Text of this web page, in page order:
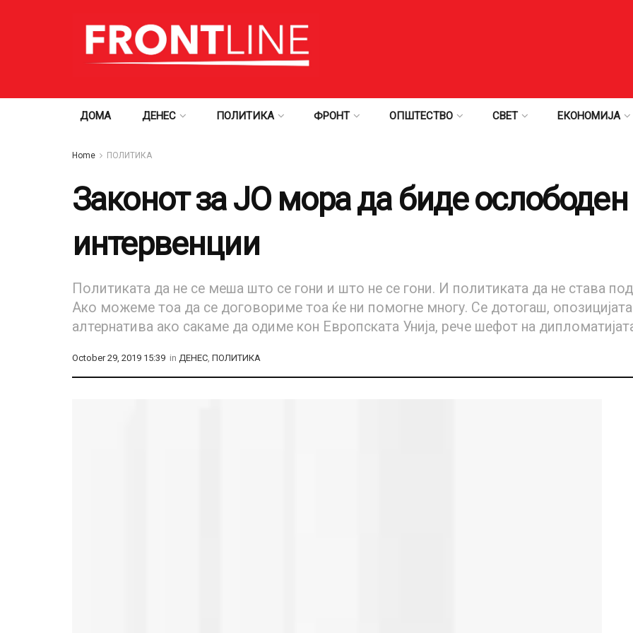
ДОМА ДЕНЕС ПОЛИТИКА ФРОНТ ОПШТЕСТВО СВЕТ ЕКОНОМИЈА
Home ПОЛИТИКА
Законот за ЈО мора да биде
интервенции
Политиката да не се меша што се гони и што не се гони. И политиката да не става
Ако можеме тоа да се договориме тоа ќе ни помогне многу. Се дотогаш,
алтернатива ако сакаме да одиме кон Европската Унија, рече шефот на
October 29, 2019 15:39 in ДЕНЕС, ПОЛИТИКА